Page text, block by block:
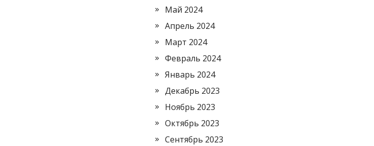
Май 2024
Апрель 2024
Март 2024
Февраль 2024
Январь 2024
Декабрь 2023
Ноябрь 2023
Октябрь 2023
Сентябрь 2023